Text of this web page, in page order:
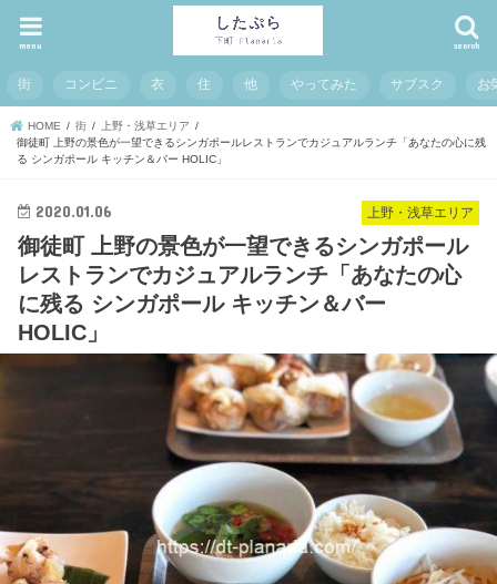
search
menu
街 コンビニ 衣 住 他 やってみた サブスク お
HOME 街
上野・浅草エリア
御徒町 上野の景色が一望できるシンガポールレストランでカジュアルランチ「あなたの心に残
る シンガポール キッチン＆バー HOLIC」
上野・浅草エリア
2020.01.06
御徒町 上野の景色が一望できるシンガポール
レストランでカジュアルランチ「あなたの心
に残る シンガポール キッチン＆バー
HOLIC」